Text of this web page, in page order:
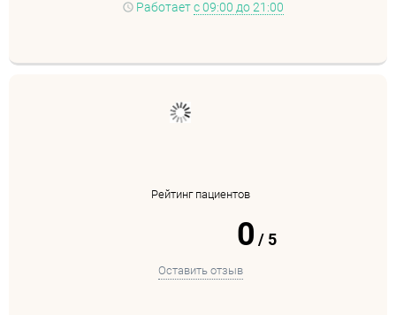
Работает с 09:00 до 21:00
Рейтинг пациентов
0 /5
Оставить отзыв